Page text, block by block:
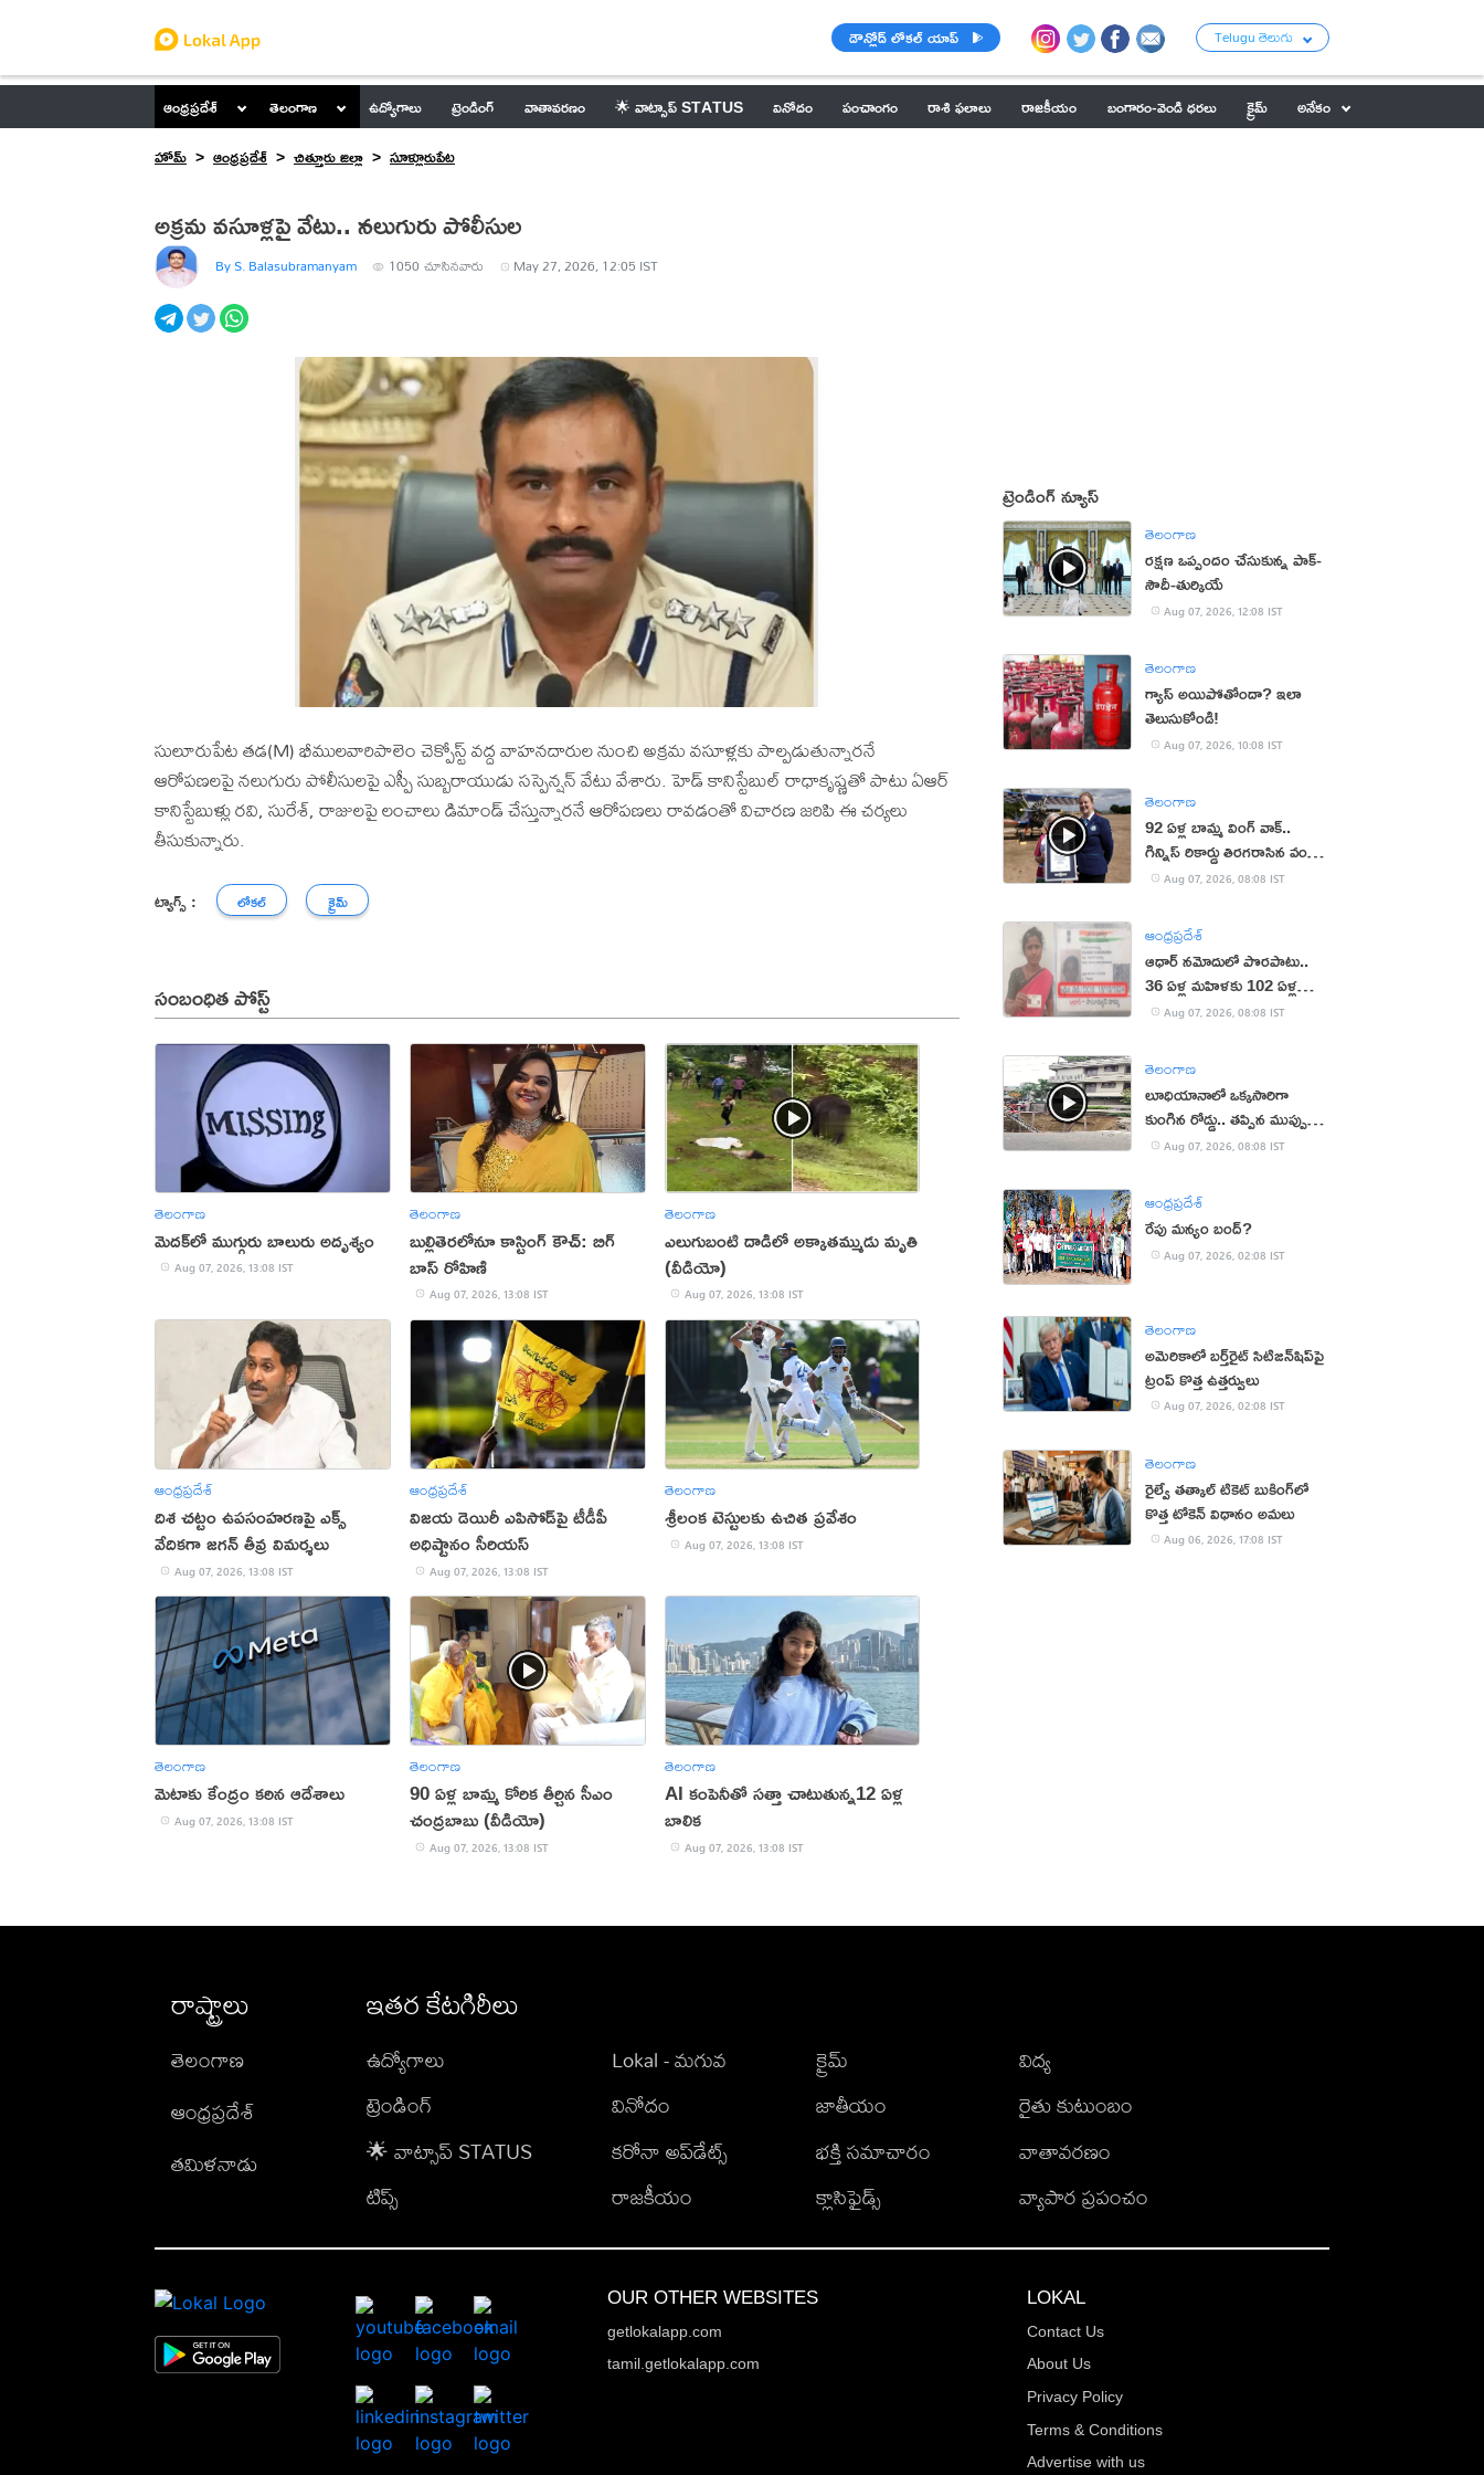
డౌన్లోడ్ లోకల్ యాప్ Telugu తెలుగు
ఆంధ్రప్రదేశ్ తెలంగాణ ఉద్యోగాలు ట్రెండింగ్ వాతావరణం 🌟 వాట్సాప్ STATUS వినోదం పంచాంగం రాశి ఫలాలు రాజకీయం బంగారం-వెండి ధరలు క్రైమ్
అనేకం
హోమ్
ఆంధ్రప్రదేశ్ చిత్తూరు జిల్లా సూళ్లూరుపేట
అక్రమ వసూళ్లపై వేటు.. నలుగురు పోలీసుల
By S. Balasubramanyam 1050 చూసినవారు May 27, 2026, 12:05 IST
సులూరుపేట తడ(M) భీములవారిపాలెం చెక్పోస్ట్ వద్ద వాహనదారుల నుంచి అక్రమ వసూళ్లకు పాల్పడుతున్నారనే
ఆరోపణలపై నలుగురు పోలీసులపై ఎస్పీ సుబ్బరాయుడు సస్పెన్షన్ వేటు వేశారు. హెడ్ కానిస్టేబుల్ రాధాకృష్ణతో పాటు ఏఆర్
కానిస్టేబుళ్లు రవి, సురేశ్, రాజులపై లంచాలు డిమాండ్ చేస్తున్నారనే ఆరోపణలు రావడంతో విచారణ జరిపి ఈ చర్యలు
తీసుకున్నారు.
ట్యాగ్స్ : లోకల్ క్రైమ్
సంబంధిత పోస్ట్
తెలంగాణ
మెదక్‌లో ముగ్గురు బాలురు అదృశ్యం
Aug 07, 2026, 13:08 IST
తెలంగాణ
బుల్లితెరలోనూ కాస్టింగ్ కౌచ్: బిగ్
బాస్ రోహిణి
Aug 07, 2026, 13:08 IST
తెలంగాణ
ఎలుగుబంటి దాడిలో అక్కాతమ్ముడు మృతి
(వీడియో)
Aug 07, 2026, 13:08 IST
ఆంధ్రప్రదేశ్
దిశ చట్టం ఉపసంహరణపై ఎక్స్‌
వేదికగా జగన్ తీవ్ర విమర్శలు
Aug 07, 2026, 13:08 IST
ఆంధ్రప్రదేశ్
విజయ డెయిరీ ఎపిసోడ్‌పై టీడీపీ
అధిష్టానం సీరియస్‌
Aug 07, 2026, 13:08 IST
తెలంగాణ
శ్రీలంక టెస్టులకు ఉచిత ప్రవేశం
Aug 07, 2026, 13:08 IST
తెలంగాణ
మెటాకు కేంద్రం కఠిన ఆదేశాలు
Aug 07, 2026, 13:08 IST
తెలంగాణ
90 ఏళ్ల బామ్మ కోరిక తీర్చిన సీఎం
చంద్రబాబు (వీడియో)
Aug 07, 2026, 13:08 IST
తెలంగాణ
AI కంపెనీతో సత్తా చాటుతున్న12 ఏళ్ల
బాలిక
Aug 07, 2026, 13:08 IST
ట్రెండింగ్ న్యూస్
తెలంగాణ
రక్షణ ఒప్పందం చేసుకున్న పాక్‌-
సౌదీ-తుర్కియే
Aug 07, 2026, 12:08 IST
తెలంగాణ
గ్యాస్ అయిపోతోందా? ఇలా
తెలుసుకోండి!
Aug 07, 2026, 10:08 IST
తెలంగాణ
92 ఏళ్ల బామ్మ వింగ్ వాక్..
గిన్నిస్ రికార్డు తిరగరాసిన వండర్
ఉమెన్Aug 07, 2026, 08:08 IST
ఆంధ్రప్రదేశ్
ఆధార్‌ నమోదులో పొరపాటు..
36 ఏళ్ల మహిళకు 102 ఏళ్ల
వయసు!
Aug 07, 2026, 08:08 IST
తెలంగాణ
లూధియానాలో ఒక్కసారిగా
కుంగిన రోడ్డు.. తప్పిన ముప్పు
(వీడియో)
Aug 07, 2026, 08:08 IST
ఆంధ్రప్రదేశ్
రేపు మన్యం బంద్‌?
Aug 07, 2026, 02:08 IST
తెలంగాణ
అమెరికాలో బర్త్‌రైట్ సిటిజన్‌షిప్‌పై
ట్రంప్ కొత్త ఉత్తర్వులు
Aug 07, 2026, 02:08 IST
తెలంగాణ
రైల్వే తత్కాల్ టికెట్ బుకింగ్‌లో
కొత్త టోకెన్ విధానం అమలు
Aug 06, 2026, 17:08 IST
రాష్ట్రాలు
తెలంగాణ
ఆంధ్రప్రదేశ్
తమిళనాడు
ఇతర కేటగిరీలు
ఉద్యోగాలు
ట్రెండింగ్
🌟 వాట్సాప్ STATUS
టిప్స్
Lokal - మగువ
వినోదం
కరోనా అప్‌డేట్స్
రాజకీయం
క్రైమ్
జాతీయం
భక్తి సమాచారం
క్లాసిఫైడ్స్
విద్య
రైతు కుటుంబం
వాతావరణం
వ్యాపార ప్రపంచం
OUR OTHER WEBSITES
getlokalapp.com
tamil.getlokalapp.com
LOKAL
Contact Us
About Us
Privacy Policy
Terms & Conditions
Advertise with us